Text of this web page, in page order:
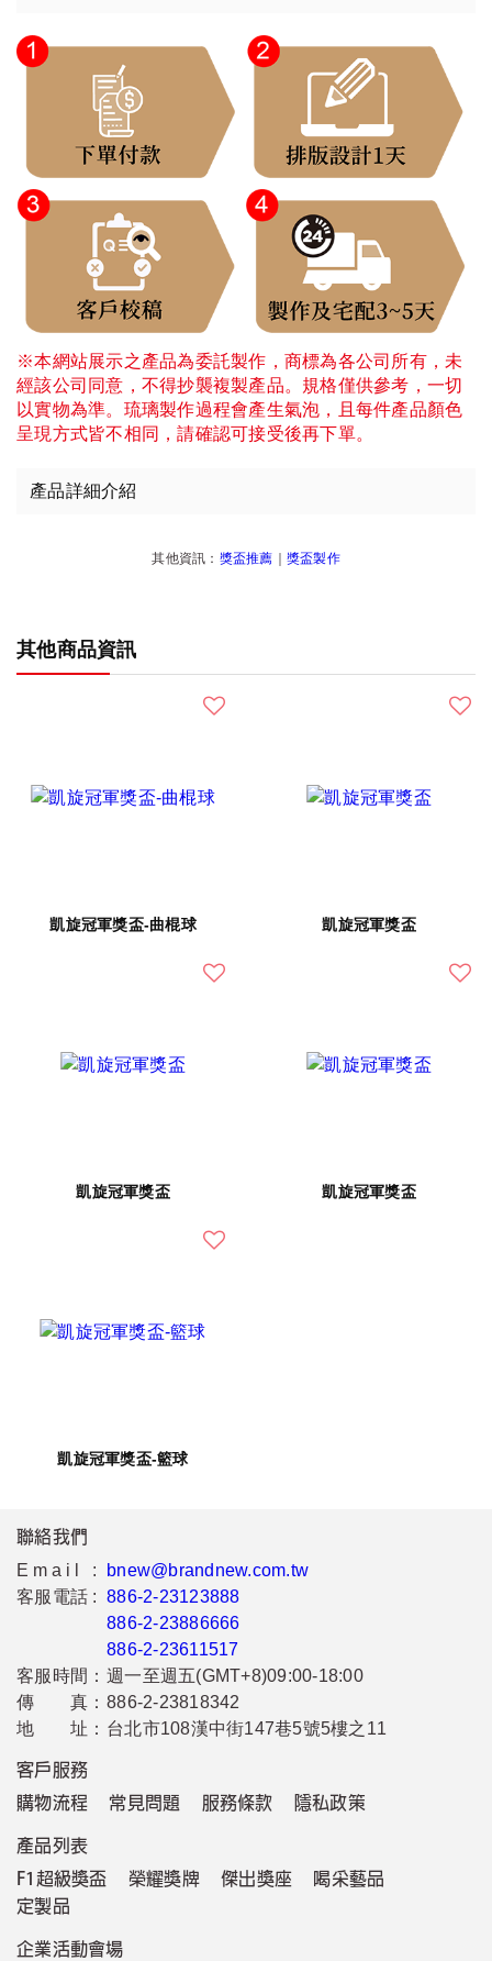
※本網站展示之產品為委託製作，商標為各公司所有，未
經該公司同意，不得抄襲複製產品。規格僅供參考，一切
以實物為準。琉璃製作過程會產生氣泡，且每件產品顏色
呈現方式皆不相同，請確認可接受後再下單。
產品詳細介紹
其他資訊： 獎盃推薦 獎盃製作
其他商品資訊
凱旋冠軍獎盃-曲棍球 凱旋冠軍獎盃
凱旋冠軍獎盃 凱旋冠軍獎盃
凱旋冠軍獎盃-籃球
聯絡我們
Email :
bnew@brandnew.com.tw
客服電話 : 886-2-23123888
886-2-23886666
886-2-23611517
客服時間： 週一至週五(GMT+8)09:00-18:00
傳 真： 886-2-23818342
地 址： 台北市108漢中街147巷5號5樓之11
客戶服務
購物流程
常見問題 服務條款 隱私政策
產品列表
F1超級獎盃
榮耀獎牌 傑出獎座
喝采藝品
定製品
企業活動會場